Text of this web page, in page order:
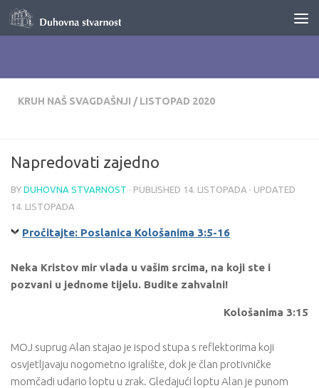
Skip to content
KRUH NAŠ SVAGDAŠNJI / LISTOPAD 2020
Napredovati zajedno
BY DUHOVNA STVARNOST · PUBLISHED 14. LISTOPADA · UPDATED
14. LISTOPADA
Pročitajte: Poslanica Kološanima 3:5-16
Neka Kristov mir vlada u vašim srcima, na koji ste i
pozvani u jednome tijelu. Budite zahvalni!
Kološanima 3:15
MOJ suprug Alan stajao je ispod stupa s reflektorima koji
osvjetljavaju nogometno igralište, dok je član protivničke
momčadi udario loptu u zrak. Gledajući loptu Alan je punom